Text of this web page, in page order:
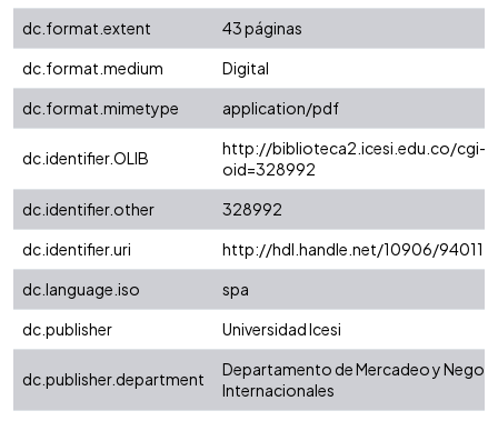
dc.format.extent
43 páginas
dc.format.medium
Digital
dc.format.mimetype
application/pdf
dc.identifier.OLIB
http://biblioteca2.icesi.edu.co/cgi-
oid=328992
dc.identifier.other
328992
dc.identifier.uri
http://hdl.handle.net/10906/94011
dc.language.iso
spa
dc.publisher
Universidad Icesi
dc.publisher.department
Departamento de Mercadeo y
Internacionales